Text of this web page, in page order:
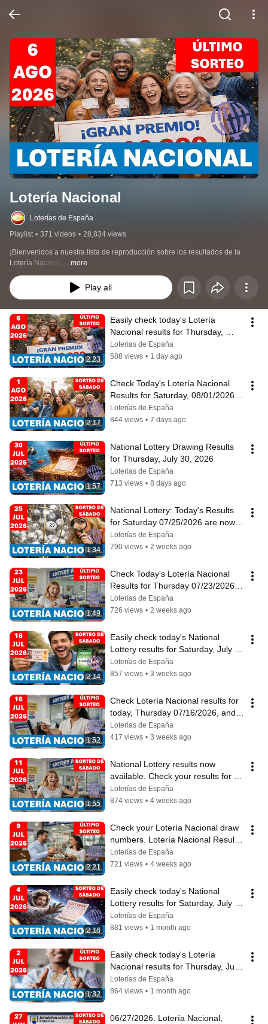
Lotería Nacional
Loterías de España
Playlist • 371 videos • 28,834 views
¡Bienvenidos a nuestra lista de reproducción sobre los resultados de la
Lotería Nacional! ...more
Play all
2:23
Easily check today's Lotería
Nacional results for Thursday,
August 6, 2026.
Loterías de España
588 views • 1 day ago
2:17
Check Today's Lotería Nacional
Results for Saturday, 08/01/2026
and Yesterday's
Loterías de España
844 views • 7 days ago
1:57
National Lottery Drawing Results
for Thursday, July 30, 2026
Loterías de España
713 views • 8 days ago
1:34
National Lottery: Today's Results
for Saturday 07/25/2026 are now
available
Loterías de España
790 views • 2 weeks ago
1:49
Check Today's Lotería Nacional
Results for Thursday 07/23/2026
and Yesterday's
Loterías de España
726 views • 2 weeks ago
2:14
Easily check today's National
Lottery results for Saturday, July
18, 2026.
Loterías de España
857 views • 3 weeks ago
1:52
Check Lotería Nacional results for
today, Thursday 07/16/2026, and
yesterday
Loterías de España
417 views • 3 weeks ago
1:55
National Lottery results now
available. Check your results for
Saturday, July 11th 2
Loterías de España
874 views • 4 weeks ago
2:21
Check your Lotería Nacional draw
numbers. Lotería Nacional Results
(07/09/2026)
Loterías de España
721 views • 4 weeks ago
2:16
Easily check today's National
Lottery results for Saturday, July 4,
2026.
Loterías de España
881 views • 1 month ago
1:32
Easily check today's Lotería
Nacional results for Thursday, July
2, 2026.
Loterías de España
864 views • 1 month ago
06/27/2026. Lotería Nacional,